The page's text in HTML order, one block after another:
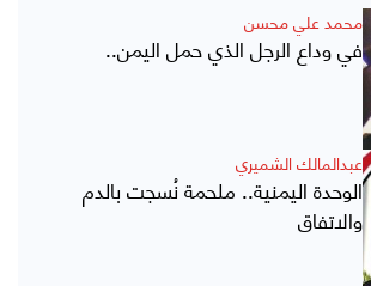
محمد علي محسن
في وداع الرجل الذي حمل اليمن..
عبدالمالك الشميري
الوحدة اليمنية.. ملحمة نُسجت بالدم
والاتفاق